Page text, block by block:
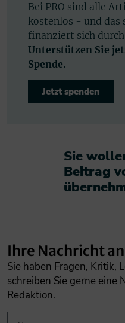
Bei PRO sind alle
kostenlos - und das
finanziert sich
Unterstützen Sie
Spende.
Jetzt spenden
Sie
Beitrag
Ihre Nachricht
Sie haben Fragen, Kritik,
schreiben Sie gerne eine
Redaktion.